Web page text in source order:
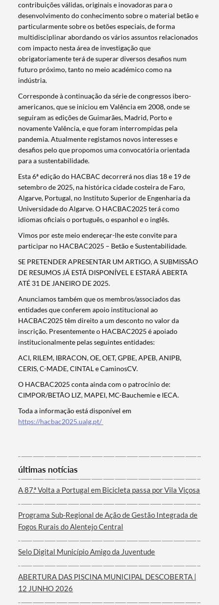
Termo de Pesquisa
Categorias gerais
Filtros
contribuições válidas, originais e inovadoras para o
desenvolvimento do conhecimento sobre o material betão e
particularmente sobre os betões especiais, de forma
multidisciplinar abordando os vários assuntos relacionados
com impacto nesta área de investigação que
obrigatoriamente terá de superar diversos desafios num
futuro próximo, tanto no meio académico como na
indústria.
Corresponde à continuação da série de congressos ibero-
americanos, que se iniciou em Valência em 2008, onde se
seguiram as edições de Guimarães, Madrid, Porto e
novamente Valência, e que foram interrompidas pela
pandemia. Atualmente registamos novos interesses e
desafios pelo que propomos uma convocatória orientada
para a sustentabilidade.
Esta 6ª edição do HACBAC decorrerá nos dias 18 e 19 de
setembro de 2025, na histórica cidade costeira de Faro,
Algarve, Portugal, no Instituto Superior de Engenharia da
Universidade do Algarve. O HACBAC2025 terá como
idiomas oficiais o português, o espanhol e o inglês.
Vimos por este meio endereçar-lhe este convite para
participar no HACBAC2025 – Betão e Sustentabilidade.
SE PRETENDER APRESENTAR UM ARTIGO, A SUBMISSÃO
DE RESUMOS JÁ ESTÁ DISPONÍVEL E ESTARÁ ABERTA
ATÉ 31 DE JANEIRO DE 2025.
Anunciamos também que os membros/associados das
entidades que conferem apoio institucional ao
HACBAC2025 têm direito a um desconto no valor da
inscrição. Presentemente o HACBAC2025 é apoiado
institucionalmente pelas seguintes entidades:
ACI, RILEM, IBRACON, OE, OET, GPBE, APEB, ANIPB,
CERIS, C-MADE, CINTAL e CaminosCV.
O HACBAC2025 conta ainda com o patrocínio de:
CIMPOR/BETÃO LIZ, MAPEI, MC-Bauchemie e IECA.
Toda a informação está disponível em
https://hacbac2025.ualg.pt/
últimas notícias
A 87.ª Volta a Portugal em Bicicleta passa por Vila Viçosa
Programa Sub-Regional de Ação de Gestão Integrada de
Fogos Rurais do Alentejo Central
Selo Digital Município Amigo da Juventude
ABERTURA DAS PISCINA MUNICIPAL DESCOBERTA |
12 JUNHO 2026